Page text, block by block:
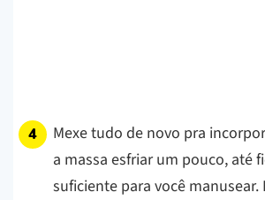
Mexe tudo de novo pra
a massa esfriar um pouco, até
suficiente para você